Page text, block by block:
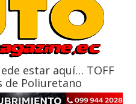
si permanece varios días sin
47ª, recorre 7 provincias en 8
estar aquí… TOFF
de Poliuretano